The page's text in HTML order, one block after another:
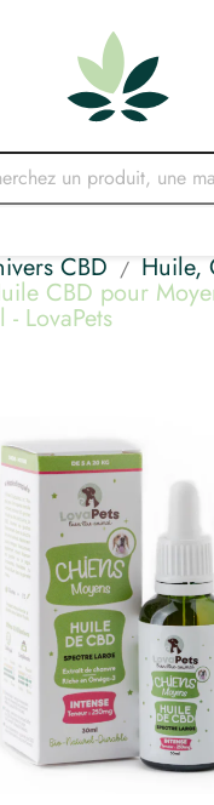
CBD Huile,
CBD pour
LovaPets